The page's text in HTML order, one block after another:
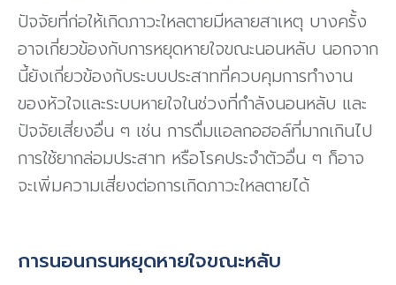
ปัจจัยที่ก่อให้เกิดภาวะใหลตายมีหลายสาเหตุ บางครั้ง
อาจเกี่ยวข้องกับการหยุดหายใจขณะนอนหลับ นอกจาก
นี้ยังเกี่ยวข้องกับระบบประสาทที่ควบคุมการทำงาน
ของหัวใจและระบบหายใจในช่วงที่กำลังนอนหลับ และ
ปัจจัยเสี่ยงอื่น ๆ เช่น การดื่มแอลกอฮอล์ที่มากเกินไป
การใช้ยากล่อมประสาท หรือโรคประจำตัวอื่น ๆ ก็อาจ
จะเพิ่มความเสี่ยงต่อการเกิดภาวะใหลตายได้
การนอนกรนหยุดหายใจขณะหลับ